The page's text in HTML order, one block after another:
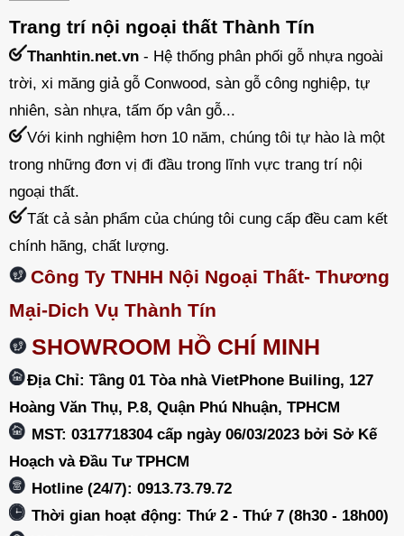
Trang trí nội ngoại thất Thành Tín
Thanhtin.net.vn - Hệ thống phân phối gỗ nhựa ngoài
trời, xi măng giả gỗ Conwood, sàn gỗ công nghiệp, tự
nhiên, sàn nhựa, tấm ốp vân gỗ...
Với kinh nghiệm hơn 10 năm, chúng tôi tự hào là một
trong những đơn vị đi đầu trong lĩnh vực trang trí nội
ngoại thất.
Tất cả sản phẩm của chúng tôi cung cấp đều cam kết
chính hãng, chất lượng.
Công Ty TNHH Nội Ngoại Thất- Thương
Mại-Dich Vụ Thành Tín
SHOWROOM HỒ CHÍ MINH
Địa Chỉ: Tầng 01 Tòa nhà VietPhone Builing, 127
Hoàng Văn Thụ, P.8, Quận Phú Nhuận, TPHCM
MST: 0317718304 cấp ngày 06/03/2023 bởi Sở Kế
Hoạch và Đầu Tư TPHCM
Hotline (24/7): 0913.73.79.72
Thời gian hoạt động: Thứ 2 - Thứ 7 (8h30 - 18h00)